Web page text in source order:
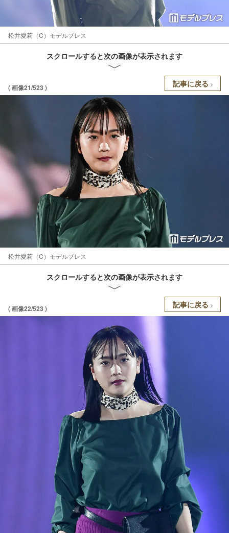
松井愛莉（C）モデルプレス
スクロールすると次の画像が表示されます
( 画像21/523 ) 記事に戻る
松井愛莉（C）モデルプレス
スクロールすると次の画像が表示されます
( 画像22/523 ) 記事に戻る